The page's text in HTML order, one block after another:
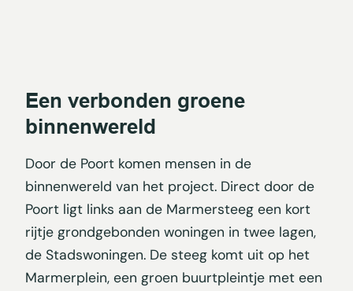
Een verbonden groene
binnenwereld
Door de Poort komen mensen in de
binnenwereld van het project. Direct door de
Poort ligt links aan de Marmersteeg een kort
rijtje grondgebonden woningen in twee lagen,
de Stadswoningen. De steeg komt uit op het
Marmerplein, een groen buurtpleintje met een